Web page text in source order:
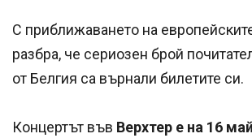
С приближаването на
разбра, че сериозен брой
от Белгия са върнали билетите си.
Концертът във Верхтер е на 16